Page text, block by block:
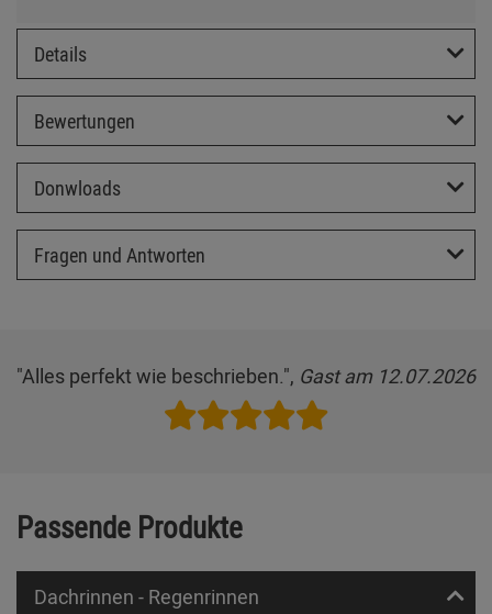
Details
Bewertungen
Donwloads
Fragen und Antworten
"Alles perfekt wie beschrieben.", Gast am 12.07.2026
Passende Produkte
Dachrinnen - Regenrinnen